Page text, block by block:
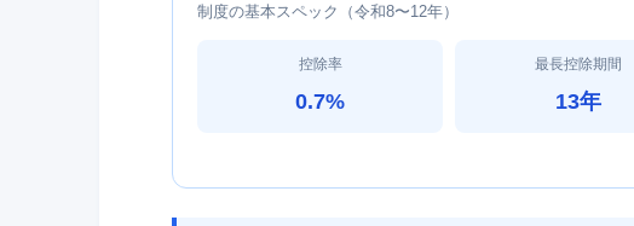
制度の基本スペック（令和8〜12年）
控除率
0.7%
最長控除期間
13年